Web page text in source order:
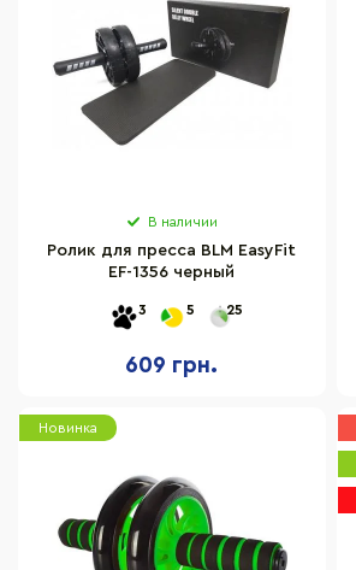
В наличии
Ролик для пресса BLM EasyFit
EF-1356 черный
3 5 25
609 грн.
Новинка